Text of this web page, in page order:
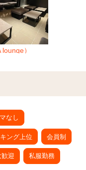
）
なし
ング上位 会員制
迎 私服勤務